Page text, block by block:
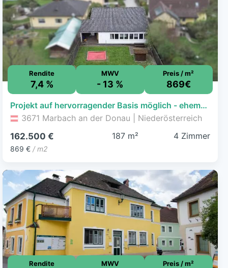
Rendite
7,4 %
MWV
- 13 %
Preis / m²
869€
Projekt auf hervorragender Basis möglich - ehemaliger Kindergarten mit Garten erwerbbar!
3671 Marbach an der Donau | Niederösterreich
162.500 €
869 € / m2
187 m² 4 Zimmer
Rendite MWV Preis / m²